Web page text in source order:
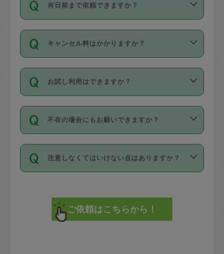
時間も被らない場合、損害保険の対象外
社員など様々なバックグラウンドの方が
登録しています。
日本語も話せる方など様々です。
ールに記載していますので、各自の得意
を依頼してください。
確認しています。タスカジさんトレーニ
ング動画を使ったセルフトレーニングの
現場トライアルを受け、合格したタスカ
ジさんが活動されています。
※テストセンターの講評は１件目のレビュ
参考
【詳細】タスカジさんの登録に際
を通して成立した作業時間内での作業に
適用されます。作業範囲は、掃除、洗
です。作業中に物を壊したり、人にけが
をさせたりした場合が対象で、補償金額
す。
写真を撮り、
詳細FAQ：
損害賠償保険について教えて
何日前まで依頼できますか？
ご依頼は、現在を起点に3日後（72時間
以降）の日時から受付可能となっていま
す。
タスカジさんへ「募集」をかけることが
可能です。
キャンセル料はかかりますか？
キャンセル料には、以下の2種類がありま
す。
1. 直前キャンセル（定期、スポット契約
共通）
72時間を超える※と、以下のキャンセル
料が発生します。
直前キャンセル料：
72時間前〜24時間前＝依頼料金の50%
お試し利用はできますか？
「お試し利用」というメニューはありま
せんが、「一回のみ」依頼を活用するこ
とによって、気に入ったタスカジさんを
まず、条件の合う気になるタスカジさ
みてください。
その後、一番気に入ったタスカジさんに
不在の場合にもお願いできますか？
不在の場合の作業はタスカジさんの同意
が必要です。数回の依頼ののち、タスカ
ジさんと依頼者の間で十分な信頼関係が
てください。
不在時に部屋に入るためにタスカジさん
注意しなくてはいけない点はありますか？
で、必ず鍵のかかるロッカーや金庫に入
れて依頼者の責任の元管理するよう心掛
けてください。